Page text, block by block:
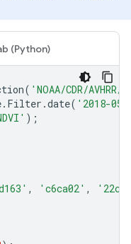
(Python)
( 'NOAA/CDR/AVHRR/
. Filter .date( '2018-
);
, 'c6ca02' ,